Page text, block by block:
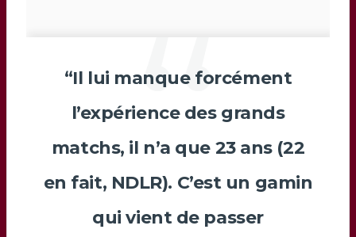
“Il lui manque forcément
l’expérience des grands
matchs, il n’a que 23 ans (22
en fait, NDLR). C’est un gamin
qui vient de passer